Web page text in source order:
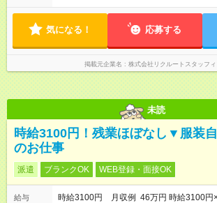
気になる！ 応募する
掲載元企業名 株式会社リクルートスタッフ
未読
時給3100円！残業ほぼなし▼服装
のお仕事
派遣 ブランクOK WEB登録・面接OK
給与
時給3100円 月収例 46万円 時給3100円